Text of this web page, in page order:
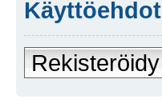
Käyttöehdot
Rekisteröidy